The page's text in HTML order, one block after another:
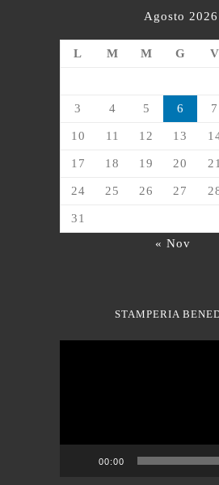
Agosto 2026
L M M G V
3 4 5 6 7
10 11 12 13
17 18 19 20
24 25 26 27
31
« Nov
STAMPERIA
00:00